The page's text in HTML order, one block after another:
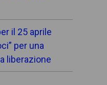
il 25 aprile
per una
liberazione